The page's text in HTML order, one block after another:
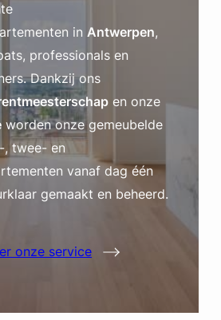
in Antwerpen,
professionals en
Dankzij ons
en onze
worden onze gemeubelde
, twee- en
vanaf dag één
gemaakt en beheerd.
onze service